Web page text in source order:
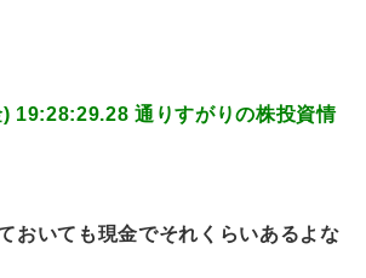
19:28:29.28 通りすがりの株投資情
おいても現金でそれくらいあるよな